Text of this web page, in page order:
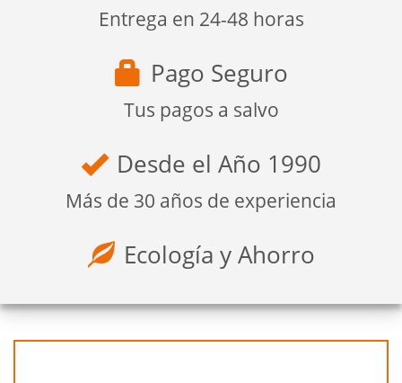
Entrega en 24-48 horas
Pago Seguro
Tus pagos a salvo
Desde el Año 1990
Más de 30 años de experiencia
Ecología y Ahorro